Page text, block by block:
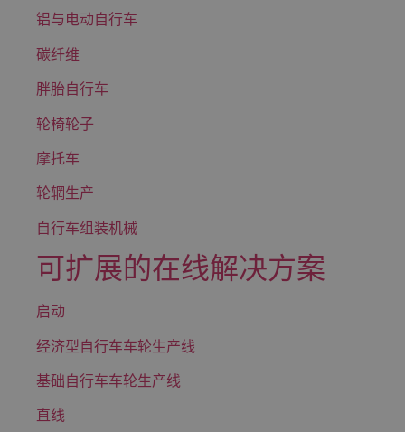
铝与电动自行车
碳纤维
胖胎自行车
轮椅轮子
摩托车
轮辋生产
自行车组装机械
可扩展的在线解决方案
启动
经济型自行车车轮生产线
基础自行车车轮生产线
直线